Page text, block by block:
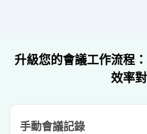
升級您的會議工作流程
效率
手動會議記錄